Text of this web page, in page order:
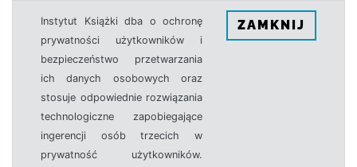
Instytut Książki dba o ochronę
prywatności użytkowników i
bezpieczeństwo przetwarzania
ich danych osobowych oraz
stosuje odpowiednie rozwiązania
technologiczne zapobiegające
ingerencji osób trzecich w
prywatność użytkowników.
ZAMKNIJ